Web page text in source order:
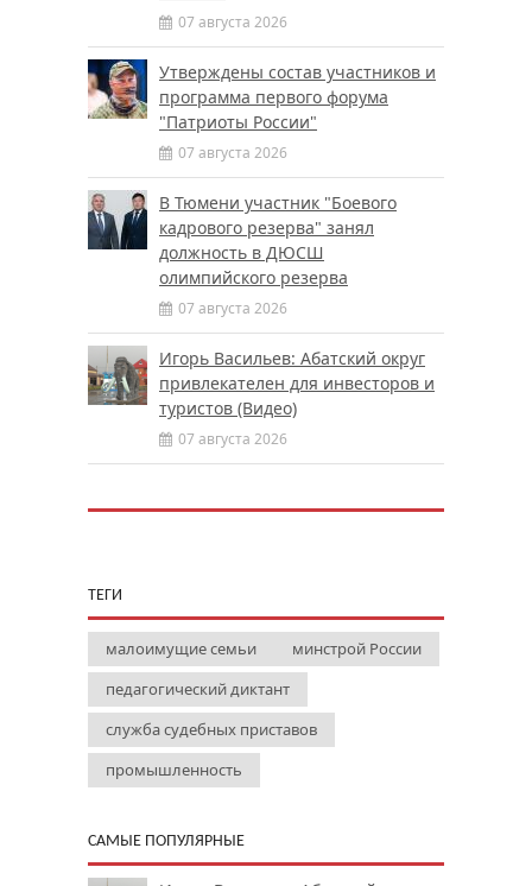
07 августа 2026
Утверждены состав участников и
программа первого форума
"Патриоты России"
07 августа 2026
В Тюмени участник "Боевого
кадрового резерва" занял
должность в ДЮСШ
олимпийского резерва
07 августа 2026
Игорь Васильев: Абатский округ
привлекателен для инвесторов и
туристов (Видео)
07 августа 2026
ТЕГИ
малоимущие семьи
минстрой России
педагогический диктант
служба судебных приставов
промышленность
САМЫЕ ПОПУЛЯРНЫЕ